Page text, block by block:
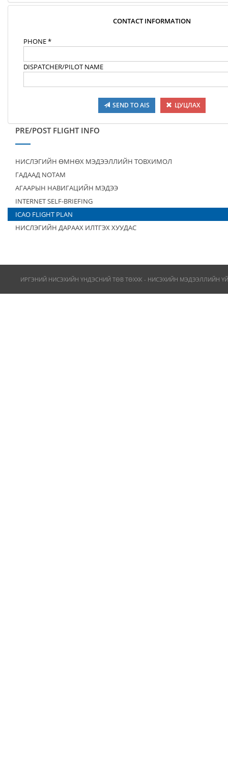
CONTACT INFORMATION
PHONE *
DISPATCHER/PILOT NAME
SEND TO AIS ЦУЦЛАХ
PRE/POST FLIGHT INFO
НИСЛЭГИЙН ӨМНӨХ МЭДЭЭЛЛИЙН ТОВХИМОЛ
ГАДААД NOTAM
АГААРЫН НАВИГАЦИЙН МЭДЭЭ
INTERNET SELF-BRIEFING
ICAO FLIGHT PLAN
НИСЛЭГИЙН ДАРААХ ИЛТГЭХ ХУУДАС
ИРГЭНИЙ НИСЭХИЙН ҮНДЭСНИЙ ТӨВ ТӨХХК - НИСЭХИЙН МЭДЭЭЛЛИЙН